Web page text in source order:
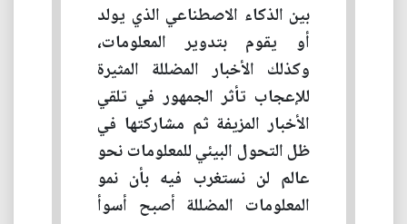
بين الذكاء الاصطناعي الذي يولد
أو يقوم بتدوير المعلومات،
وكذلك الأخبار المضللة المثيرة
للإعجاب تأثر الجمهور في تلقي
الأخبار المزيفة ثم مشاركتها في
ظل التحول البيئي للمعلومات نحو
عالم لن نستغرب فيه بأن نمو
المعلومات المضللة أصبح أسوأ